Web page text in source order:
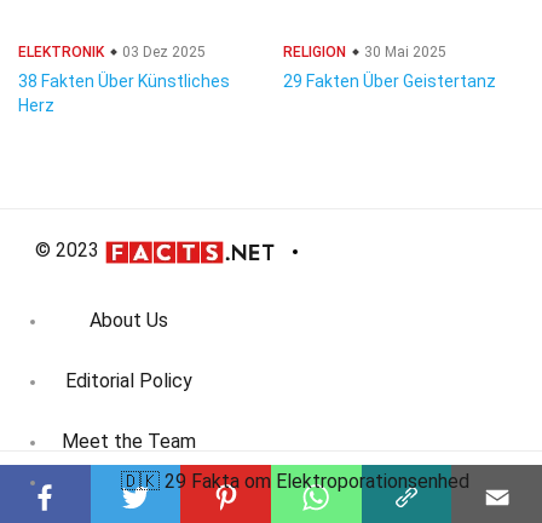
ELEKTRONIK 03 Dez 2025
38 Fakten Über Künstliches
Herz
RELIGION 30 Mai 2025
29 Fakten Über Geistertanz
© 2023
About Us
Editorial Policy
Meet the Team
Product Review
🇩🇰 29 Fakta om Elektroporationsenhed